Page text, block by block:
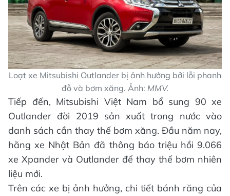
Loạt xe Mitsubishi Outlander bị ảnh hưởng bởi lỗi phanh
đỗ và bơm xăng. Ảnh: MMV.
Tiếp đến, Mitsubishi Việt Nam bổ sung 90 xe
Outlander đời 2019 sản xuất trong nước vào
danh sách cần thay thế bơm xăng. Đầu năm nay,
hãng xe Nhật Bản đã thông báo triệu hồi 9.066
xe Xpander và Outlander để thay thế bơm nhiên
liệu mới.
Trên các xe bị ảnh hưởng, chi tiết bánh răng của